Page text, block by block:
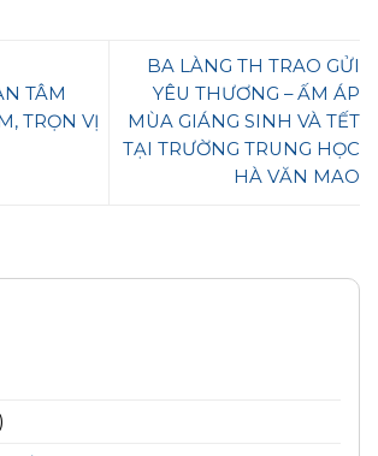
TÂM
TRỌN VỊ
BA LÀNG TH TRAO GỬI
YÊU THƯƠNG – ẤM ÁP
MÙA GIÁNG SINH VÀ TẾT
TẠI TRƯỜNG TRUNG HỌC
HÀ VĂN MAO